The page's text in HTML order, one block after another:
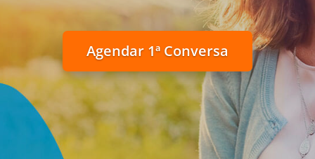
Agendar 1ª Conversa